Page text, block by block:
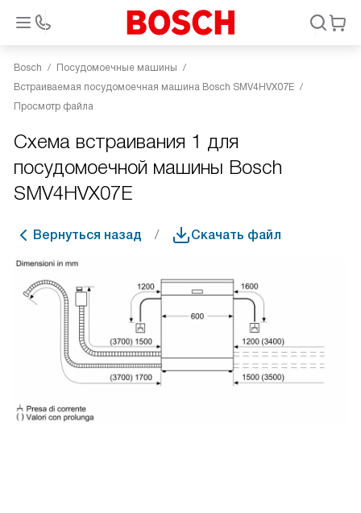
Bosch
Посудомоечные машины
Встраиваемая посудомоечная машина Bosch SMV4HVX07E
Просмотр файла
Схема встраивания 1 для
посудомоечной машины Bosch
SMV4HVX07E
Вернуться назад Скачать файл